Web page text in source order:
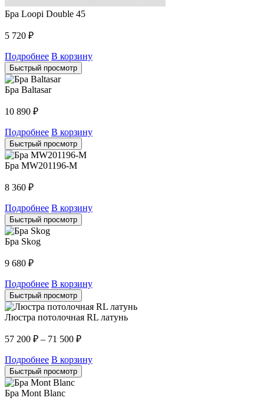
Бра Loopi Double 45
5 720 ₽
Подробнее В корзину
Быстрый просмотр
Бра Baltasar
10 890 ₽
Подробнее В корзину
Быстрый просмотр
Бра MW201196-M
8 360 ₽
Подробнее В корзину
Быстрый просмотр
Бра Skog
9 680 ₽
Подробнее В корзину
Быстрый просмотр
Люстра потолочная RL латунь
57 200 ₽ – 71 500 ₽
Подробнее В корзину
Быстрый просмотр
Бра Mont Blanc